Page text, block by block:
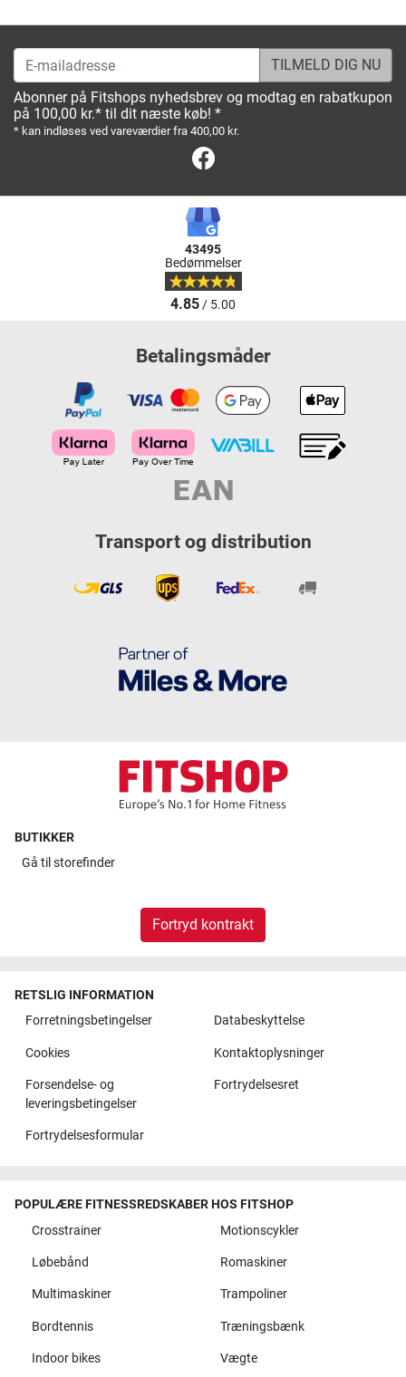
E-mailadresse
Abonner på Fitshops nyhedsbrev og modtag en rabatkupon
på 100,00 kr.* til dit næste køb! *
* kan indløses ved vareværdier fra 400,00 kr.
43495
Bedømmelser
4.85/ 5.00
Betalingsmåder
Transport og distribution
BUTIKKER
Gå til storefinder
Fortryd kontrakt
RETSLIG INFORMATION
Forretningsbetingelser
Databeskyttelse
Cookies Kontaktoplysninger
Forsendelse- og
leveringsbetingelser
Fortrydelsesret
Fortrydelsesformular
POPULÆRE FITNESSREDSKABER HOS FITSHOP
Crosstrainer
Motionscykler
Løbebånd Romaskiner
Multimaskiner Trampoliner
Bordtennis Træningsbænk
Indoor bikes Vægte